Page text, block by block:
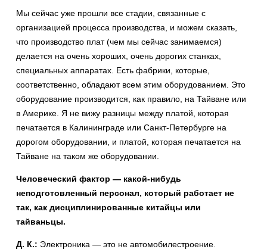
Мы сейчас уже прошли все стадии, связанные с
организацией процесса производства, и можем сказать,
что производство плат (чем мы сейчас занимаемся)
делается на очень хороших, очень дорогих станках,
специальных аппаратах. Есть фабрики, которые,
соответственно, обладают всем этим оборудованием. Это
оборудование производится, как правило, на Тайване или
в Америке. Я не вижу разницы между платой, которая
печатается в Калининграде или Санкт-Петербурге на
дорогом оборудовании, и платой, которая печатается на
Тайване на таком же оборудовании.
Человеческий фактор — какой-нибудь
неподготовленный персонал, который работает не
так, как дисциплинированные китайцы или
тайваньцы.
Д. К.: Электроника — это не автомобилестроение.